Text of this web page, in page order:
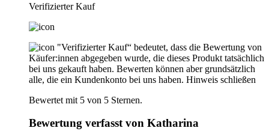
Verifizierter Kauf
"Verifizierter Kauf“ bedeutet, dass die Bewertung von
Käufer:innen abgegeben wurde, die dieses Produkt tatsächlich
bei uns gekauft haben. Bewerten können aber grundsätzlich
alle, die ein Kundenkonto bei uns haben. Hinweis schließen
Bewertet mit 5 von 5 Sternen.
Bewertung verfasst von Katharina